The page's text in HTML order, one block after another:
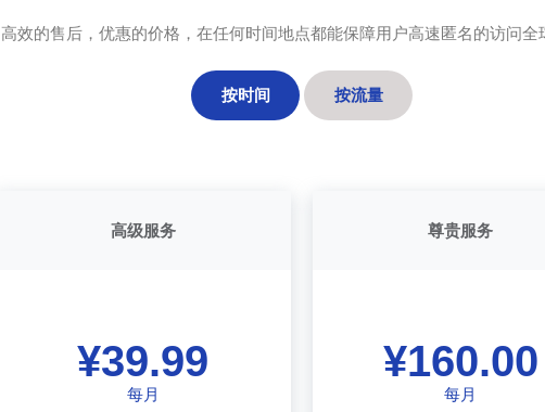
高效的售后，优惠的价格，在任何时间地点都能保障用户高速匿名的访问全
按时间 按流量
高级服务
¥39.99
每月
尊贵服务
¥160.00
每月